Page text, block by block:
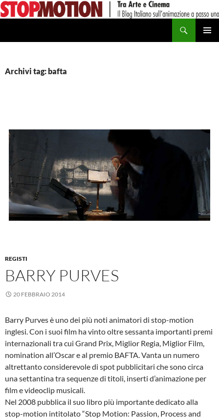
Vai
al
Archivi tag: bafta
REGISTI
BARRY PURVES
20 FEBBRAIO 2014
Barry Purves è uno dei più noti animatori di stop-motion
inglesi. Con i suoi film ha vinto oltre sessanta importanti premi
internazionali tra cui Grand Prix, Miglior Regia, Miglior Film,
nomination all’Oscar e al premio BAFTA. Vanta un numero
altrettanto considerevole di spot pubblicitari che sono circa
una settantina tra sequenze di titoli, inserti d’animazione per
film e videoclip musicali.
Nel 2008 pubblica il suo libro più importante dedicato alla
stop-motion intitolato “Stop Motion: Passion, Process and